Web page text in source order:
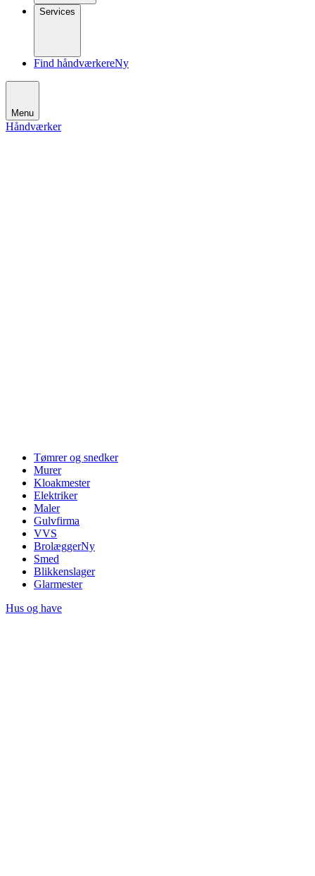
Services
Find håndværkereNy
Menu
Håndværker
Tømrer og snedker
Murer
Kloakmester
Elektriker
Maler
Gulvfirma
VVS
BrolæggerNy
Smed
Blikkenslager
Glarmester
Hus og have